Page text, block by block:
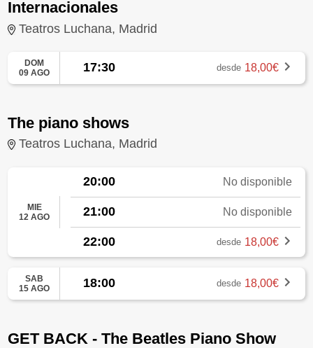
Internacionales
Teatros Luchana, Madrid
DOM
09 AGO
17:30 desde 18,00€
The piano shows
Teatros Luchana, Madrid
MIE
12 AGO
20:00 No disponible
21:00 No disponible
22:00 desde 18,00€
SAB
15 AGO
18:00 desde 18,00€
GET BACK - The Beatles Piano Show